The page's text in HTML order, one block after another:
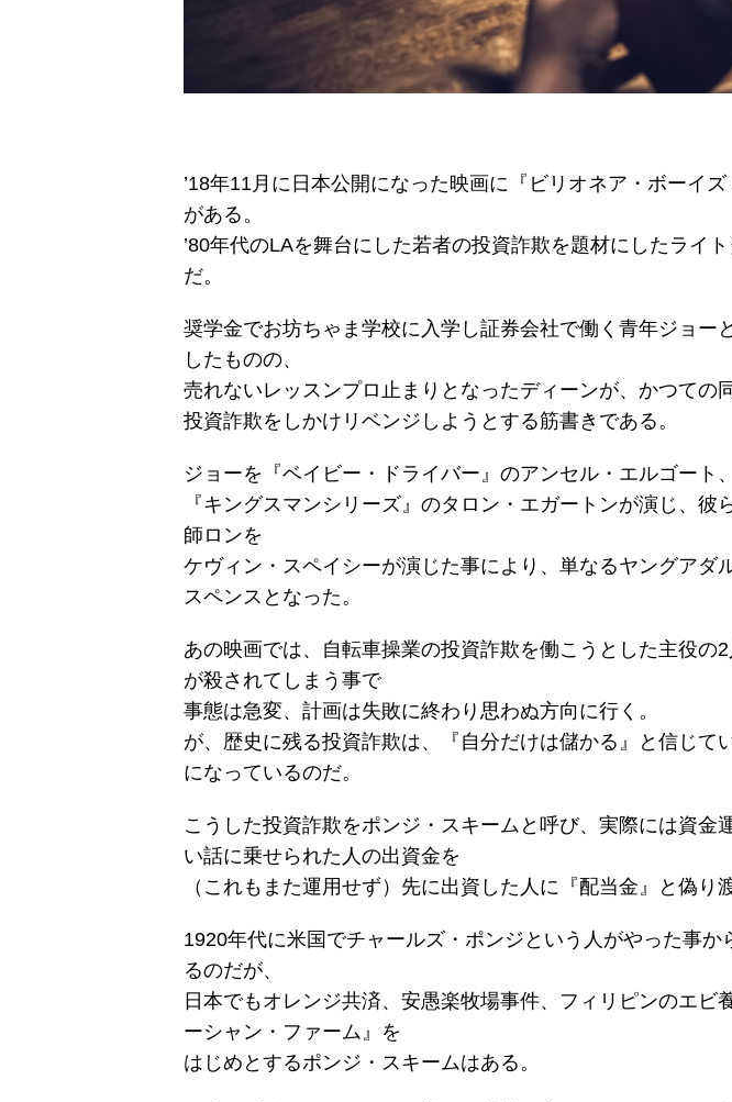
’18年11月に日本公開になった映画に『ビリオネア・ボーイ
がある。
’80年代のLAを舞台にした若者の投資詐欺を題材にしたライ
だ。
奨学金でお坊ちゃま学校に入学し証券会社で働く青年ジョー
したものの、
売れないレッスンプロ止まりとなったディーンが、かつての
投資詐欺をしかけリベンジしようとする筋書きである。
ジョーを『ベイビー・ドライバー』のアンセル・エルゴート
『キングスマンシリーズ』のタロン・エガートンが演じ、彼
師ロンを
ケヴィン・スペイシーが演じた事により、単なるヤングアダ
スペンスとなった。
あの映画では、自転車操業の投資詐欺を働こうとした主役の
が殺されてしまう事で
事態は急変、計画は失敗に終わり思わぬ方向に行く。
が、歴史に残る投資詐欺は、『自分だけは儲かる』と信じて
になっているのだ。
こうした投資詐欺をポンジ・スキームと呼び、実際には資金
い話に乗せられた人の出資金を
（これもまた運用せず）先に出資した人に『配当金』と偽り
1920年代に米国でチャールズ・ポンジという人がやった事か
るのだが、
日本でもオレンジ共済、安愚楽牧場事件、フィリピンのエビ
ーシャン・ファーム』を
はじめとするポンジ・スキームはある。